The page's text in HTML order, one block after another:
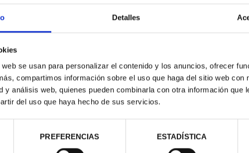
Detalles
se usan para personalizar el contenido y los anuncios, ofrecer
compartimos información sobre el uso que haga del sitio web con
y análisis web, quienes pueden combinarla con otra información que
del uso que haya hecho de sus servicios.
PREFERENCIAS ESTADÍSTICA